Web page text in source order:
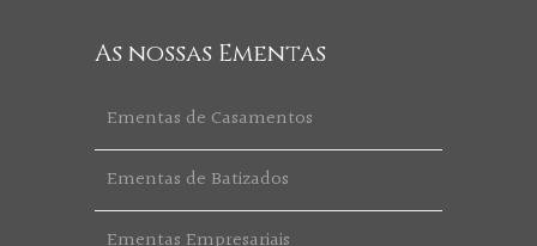
As nossas Ementas
Ementas de Casamentos
Ementas de Batizados